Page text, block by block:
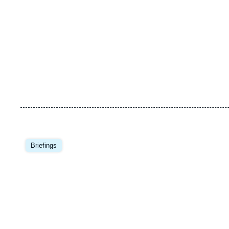
Briefings
Image
principale